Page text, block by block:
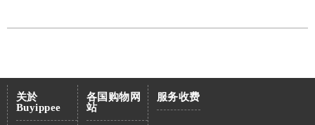
关於
Buyippee
各国购物网
站
服务收费